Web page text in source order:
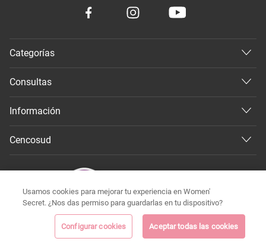
Categorías
Consultas
Información
Cencosud
Todos los derechos reservados 2026 ©
Usamos cookies para mejorar tu experiencia en Women'
Secret. ¿Nos das permiso para guardarlas en tu dispositivo?
Configurar cookies Aceptar todas las cookies